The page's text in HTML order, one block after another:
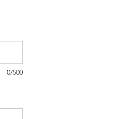
0/500